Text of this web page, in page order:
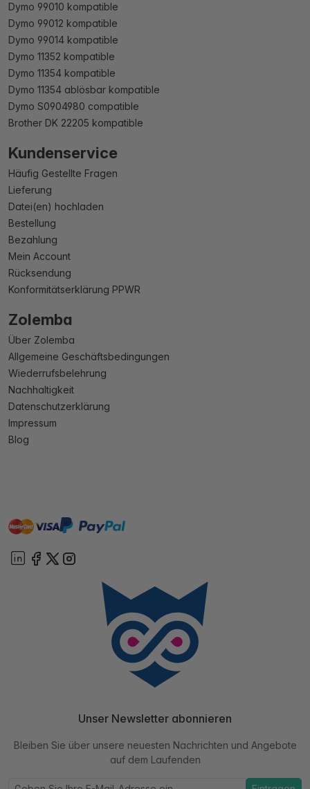
Dymo 99010 kompatible
Dymo 99012 kompatible
Dymo 99014 kompatible
Dymo 11352 kompatible
Dymo 11354 kompatible
Dymo 11354 ablösbar kompatible
Dymo S0904980 compatible
Brother DK 22205 kompatible
Kundenservice
Häufig Gestellte Fragen
Lieferung
Datei(en) hochladen
Bestellung
Bezahlung
Mein Account
Rücksendung
Konformitätserklärung PPWR
Zolemba
Über Zolemba
Allgemeine Geschäftsbedingungen
Wiederrufsbelehrung
Nachhaltigkeit
Datenschutzerklärung
Impressum
Blog
mastervisa paypal
Unser Newsletter abonnieren
Bleiben Sie über unsere neuesten Nachrichten und Angebote
auf dem Laufenden